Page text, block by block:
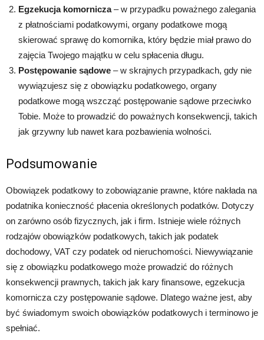
Egzekucja komornicza– w przypadku poważnego zalegania
z płatnościami podatkowymi, organy podatkowe mogą
skierować sprawę do komornika, który będzie miał prawo do
zajęcia Twojego majątku w celu spłacenia długu.
Postępowanie sądowe – w skrajnych przypadkach, gdy nie
wywiązujesz się z obowiązku podatkowego, organy
podatkowe mogą wszcząć postępowanie sądowe przeciwko
Tobie. Może to prowadzić do poważnych konsekwencji, takich
jak grzywny lub nawet kara pozbawienia wolności.
Podsumowanie
Obowiązek podatkowy to zobowiązanie prawne, które nakłada na
podatnika konieczność płacenia określonych podatków. Dotyczy
on zarówno osób fizycznych, jak i firm. Istnieje wiele różnych
rodzajów obowiązków podatkowych, takich jak podatek
dochodowy, VAT czy podatek od nieruchomości. Niewywiązanie
się z obowiązku podatkowego może prowadzić do różnych
konsekwencji prawnych, takich jak kary finansowe, egzekucja
komornicza czy postępowanie sądowe. Dlatego ważne jest, aby
być świadomym swoich obowiązków podatkowych i terminowo je
spełniać.